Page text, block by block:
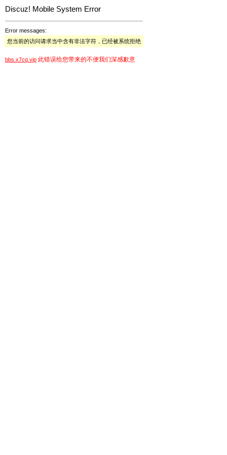
Discuz! Mobile System Error
Error messages:
您当前的访问请求当中含有非法字符，已经被系统拒绝
bbs.x7cq.vip 此错误给您带来的不便我们深感歉意